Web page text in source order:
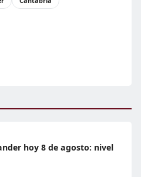
hoy 8 de agosto: nivel